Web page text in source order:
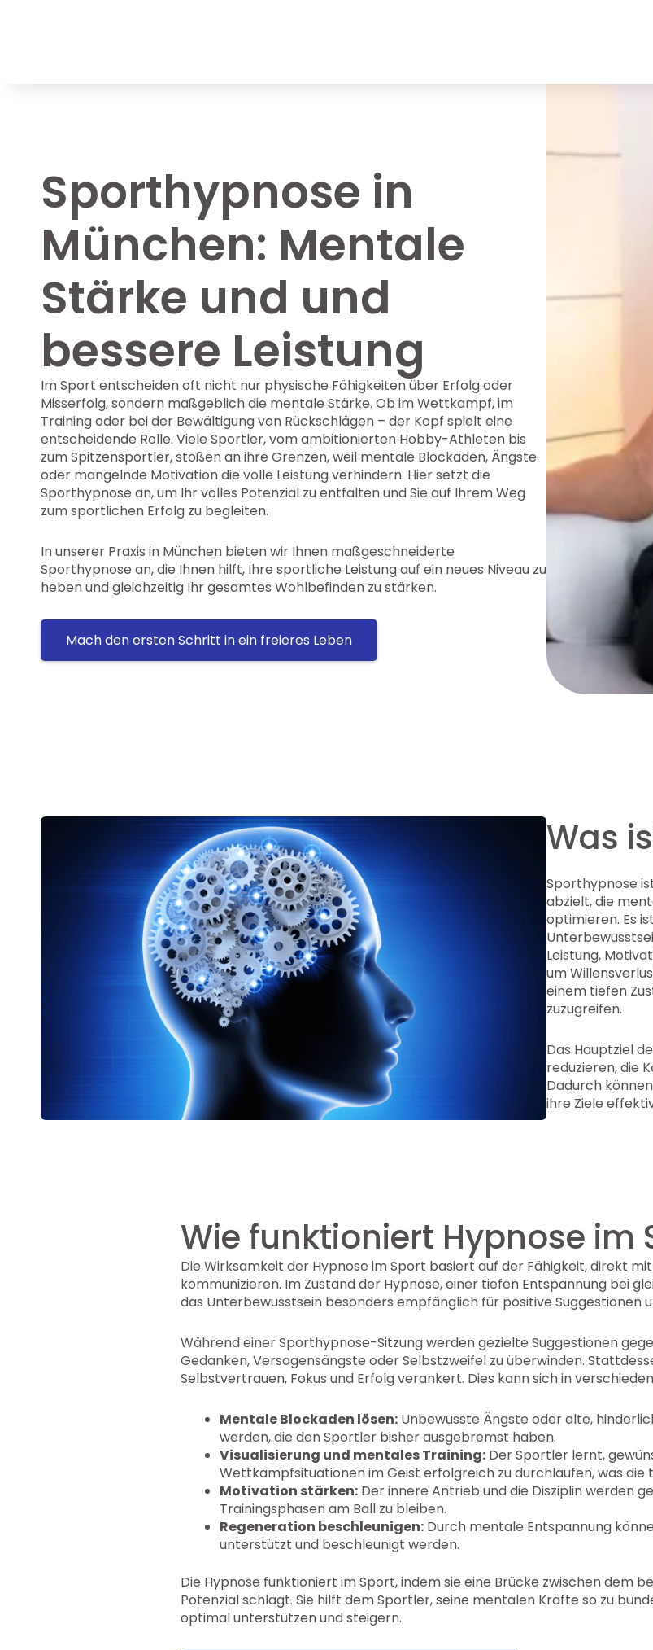
Sporthypnose in
München: Mentale
Stärke und und
bessere Leistung
Im Sport entscheiden oft nicht nur physische Fähigkeiten über Erfolg oder
Misserfolg, sondern maßgeblich die mentale Stärke. Ob im Wettkampf, im
Training oder bei der Bewältigung von Rückschlägen – der Kopf spielt eine
entscheidende Rolle. Viele Sportler, vom ambitionierten Hobby-Athleten bis
zum Spitzensportler, stoßen an ihre Grenzen, weil mentale Blockaden, Ängste
oder mangelnde Motivation die volle Leistung verhindern. Hier setzt die
Sporthypnose an, um Ihr volles Potenzial zu entfalten und Sie auf Ihrem Weg
zum sportlichen Erfolg zu begleiten.
In unserer Praxis in München bieten wir Ihnen maßgeschneiderte
Sporthypnose an, die Ihnen hilft, Ihre sportliche Leistung auf ein neues Niveau zu
heben und gleichzeitig Ihr gesamtes Wohlbefinden zu stärken.
Mach den ersten Schritt in ein freieres Leben
Was
Sporthypnose
abzielt, die
optimieren. Es
Leistung,
um
einem tiefen
zuzugreifen.
Das Hauptziel
reduzieren, die
Dadurch
ihre Ziele
Wie funktioniert Hypnose im
Die Wirksamkeit der Hypnose im Sport basiert auf der Fähigkeit, direkt
kommunizieren. Im Zustand der Hypnose, einer tiefen Entspannung bei
das Unterbewusstsein besonders empfänglich für positive Suggestionen
Während einer Sporthypnose-Sitzung werden gezielte Suggestionen
Gedanken, Versagensängste oder Selbstzweifel zu überwinden.
Selbstvertrauen, Fokus und Erfolg verankert. Dies kann sich in
Mentale Blockaden lösen: Unbewusste Ängste oder alte,
werden, die den Sportler bisher ausgebremst haben.
Visualisierung und mentales Training: Der Sportler lernt,
Wettkampfsituationen im Geist erfolgreich zu durchlaufen, was
Motivation stärken: Der innere Antrieb und die Disziplin werden
Trainingsphasen am Ball zu bleiben.
Regeneration beschleunigen: Durch mentale Entspannung
unterstützt und beschleunigt werden.
Die Hypnose funktioniert im Sport, indem sie eine Brücke zwischen dem
Potenzial schlägt. Sie hilft dem Sportler, seine mentalen Kräfte so zu
optimal unterstützen und steigern.